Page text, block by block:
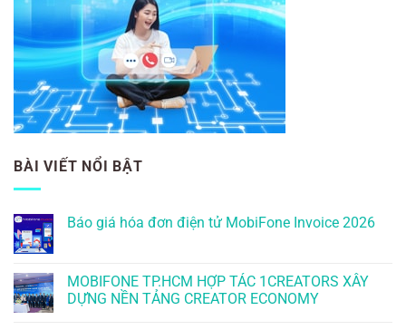
BÀI VIẾT NỔI BẬT
Báo giá hóa đơn điện tử MobiFone Invoice 2026
MOBIFONE TP.HCM HỢP TÁC 1CREATORS XÂY
DỰNG NỀN TẢNG CREATOR ECONOMY